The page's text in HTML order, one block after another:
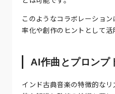
このようなコラボレーショ
率化や創作のヒントとして活
AI作曲とプロンプ
インド古典音楽の特徴的な